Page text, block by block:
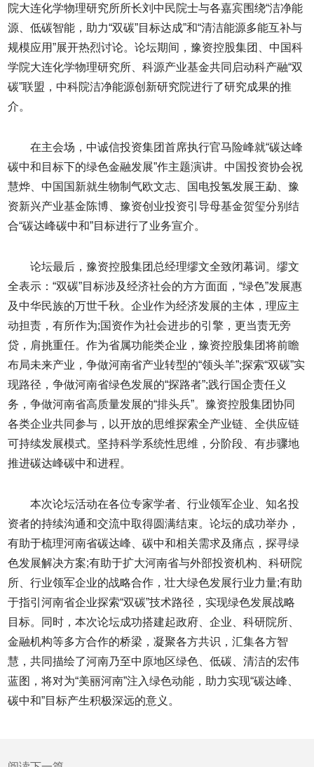
院大连化学物理研究所所长刘中民院士与各嘉宾围绕“洁净能
源、低碳智能，助力“双碳”目标达成”和“清洁能源多能互补与
规模应用”展开热烈讨论。论坛期间，豫资控股集团、中国科
学院大连化学物理研究所、科源产业基金共同启动科产融“双
碳”联盟，中科院洁净能源创新研究院进行了研究成果的推
介。
在主会场，中诚信投资集团首席执行官马险峰就“碳达峰
碳中和目标下的绿色金融发展”作主题演讲。中国投资协会祝
慧烨、中国国新就生物制气欧文志、国电投氢发展王勐、豫
资新兴产业基金陈博、豫资创业投资引导母基金贺玺分别结
合“碳达峰碳中和”目标进行了业务宣介。
论坛最后，豫资控股集团总经理缪文全致闭幕词。缪文
全表示：“双碳”目标涉及经济社会的方方面面，“绿色”发展惠
及中华民族的万世千秋。企业作为经济发展的主体，理应主
动担责，有所作为;国资作为社会进步的引擎，更当责无旁
贷，肩挑重任。作为省属功能类企业，豫资控股集团将前瞻
布局未来产业，争做河南省产业转型的“领头羊”;探索“双碳”实
现路径，争做河南省绿色发展的“探路者”;践行国企责任义
务，争做河南省高质量发展的“排头兵”。豫资控股集团协同
各类企业共同参与，以开放的思维探索全产业链、全供应链
可持续发展模式。坚持科学系统性思维，分阶段、有步骤地
推进碳达峰碳中和进程。
本次论坛活动在各位专家学者、行业领军企业、知名投
资者的持续沟通和交流中取得圆满结束。论坛的成功举办，
有助于梳理河南省碳达峰、碳中和相关需求及痛点，探寻绿
色发展解决方案;有助于扩大河南省与外部投资机构、科研院
所、行业领军企业的战略合作，壮大绿色发展行业力量;有助
于指引河南省企业探索“双碳”技术路径，实现绿色发展战略
目标。同时，本次论坛成功搭建起政府、企业、科研院所、
金融机构等多方合作的桥梁，凝聚各方共识，汇集各方智
慧，共同描绘了河南乃至中原地区绿色、低碳、清洁的宏伟
蓝图，将对为“美丽河南”注入绿色动能，助力实现“碳达峰、
碳中和”目标产生积极深远的意义。